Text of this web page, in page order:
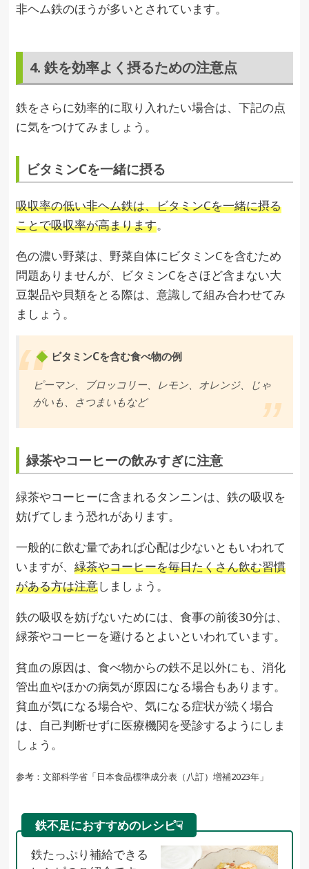
非ヘム鉄のほうが多いとされています。
4. 鉄を効率よく摂るための注意点
鉄をさらに効率的に取り入れたい場合は、下記の点
に気をつけてみましょう。
ビタミンCを一緒に摂る
吸収率の低い非ヘム鉄は、ビタミンCを一緒に摂る
ことで吸収率が高まります。
色の濃い野菜は、野菜自体にビタミンCを含むため
問題ありませんが、ビタミンCをさほど含まない大
豆製品や貝類をとる際は、意識して組み合わせてみ
ましょう。
ビタミンCを含む食べ物の例
ピーマン、ブロッコリー、レモン、オレンジ、じゃ
がいも、さつまいもなど
緑茶やコーヒーの飲みすぎに注意
緑茶やコーヒーに含まれるタンニンは、鉄の吸収を
妨げてしまう恐れがあります。
一般的に飲む量であれば心配は少ないともいわれて
いますが、緑茶やコーヒーを毎日たくさん飲む習慣
がある方は注意しましょう。
鉄の吸収を妨げないためには、食事の前後30分は、
緑茶やコーヒーを避けるとよいといわれています。
貧血の原因は、食べ物からの鉄不足以外にも、消化
管出血やほかの病気が原因になる場合もあります。
貧血が気になる場合や、気になる症状が続く場合
は、自己判断せずに医療機関を受診するようにしま
しょう。
参考：文部科学省「日本食品標準成分表（八訂）増補2023年」
鉄不足におすすめのレシピ☟
鉄たっぷり補給できる